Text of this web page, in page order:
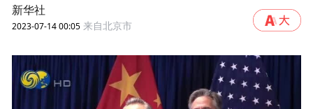
新华社
2023-07-14 00:05 来自北京市